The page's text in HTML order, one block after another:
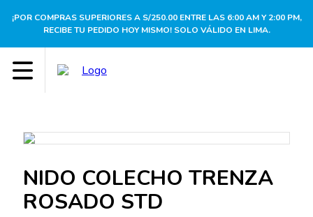
¡POR COMPRAS SUPERIORES A S/250.00 ENTRE LAS 6:00 AM Y 2:00 PM,
RECIBE TU PEDIDO HOY MISMO! SOLO VÁLIDO EN LIMA.
NIDO COLECHO TRENZA
ROSADO STD